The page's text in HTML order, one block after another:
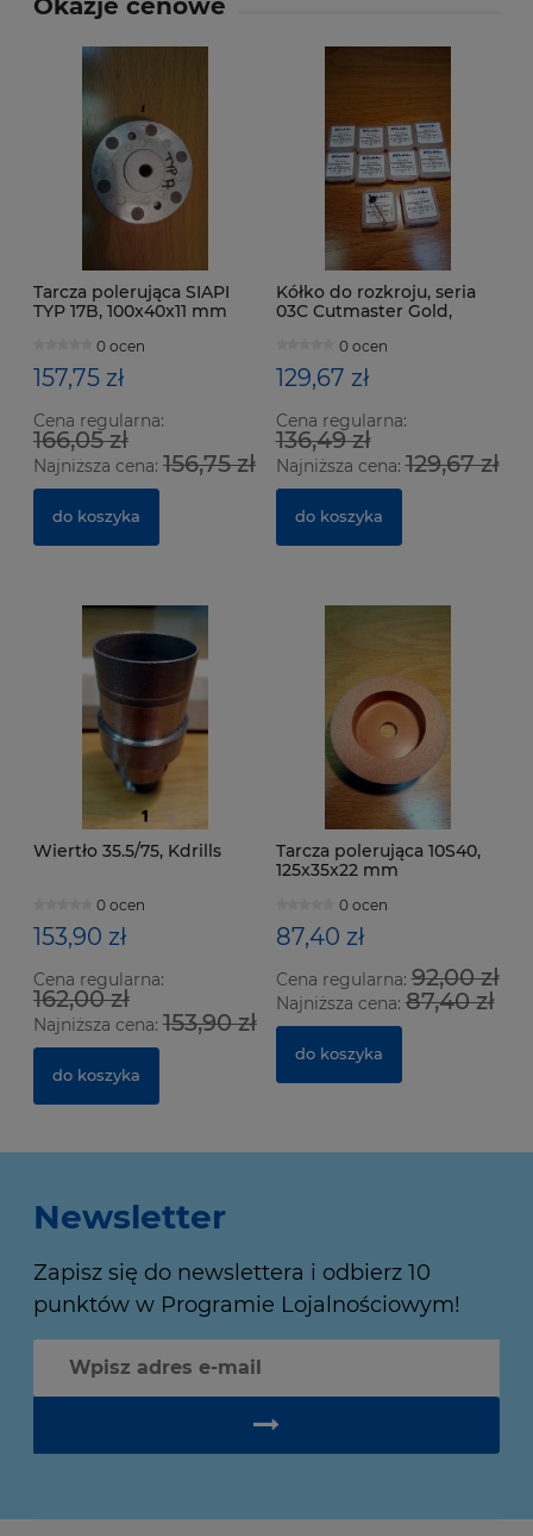
Tarcza polerująca SIAPI
TYP 17B, 100x40x11 mm
0 ocen
157,75 zł
Cena regularna:
166,05 zł
Najniższa cena: 156,75 zł
do koszyka
Kółko do rozkroju, seria
03C Cutmaster Gold,
Contact0 ocen
129,67 zł
Cena regularna:
136,49 zł
Najniższa cena:129,67 zł
do koszyka
Wiertło 35.5/75, Kdrills
0 ocen
153,90 zł
Cena regularna:
162,00 zł
Najniższa cena: 153,90 zł
do koszyka
Tarcza polerująca 10S40,
125x35x22 mm
0 ocen
87,40 zł
Cena regularna:92,00 zł
Najniższa cena:87,40 zł
do koszyka
Newsletter
Zapisz się do newslettera i odbierz 10
punktów w Programie Lojalnościowym!